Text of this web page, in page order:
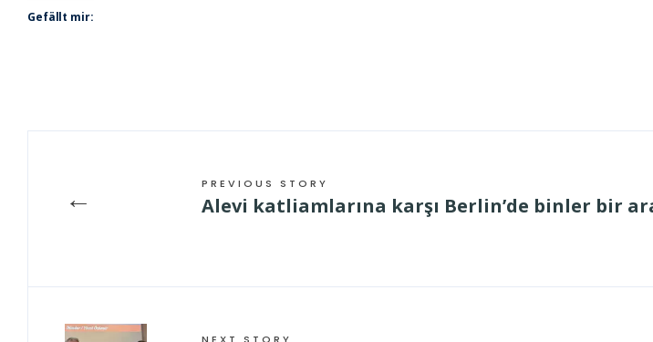
Gefällt mir:
← PREVIOUS STORY
Alevi katliamlarına karşı Berlin’de binler bir